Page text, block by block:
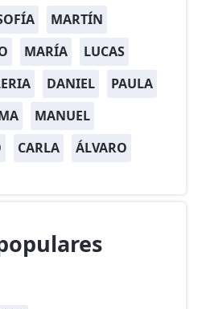
MARTÍN
MARÍA
LUCAS
DANIEL
PAULA
MANUEL
CARLA ÁLVARO